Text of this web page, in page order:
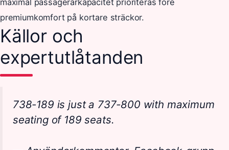
maximal passagerarkapacitet prioriteras före
premiumkomfort på kortare sträckor.
Källor och
expertutlåtanden
738-189 is just a 737-800 with maximum
seating of 189 seats.